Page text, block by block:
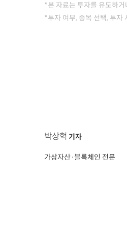
*본 자료는 투자를 유도하
*투자 여부, 종목 선택, 투자
박상혁 기자
가상자산·블록체인 전문